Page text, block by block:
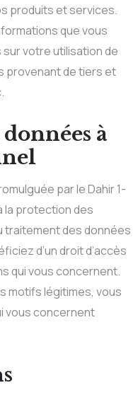
produits et services.
que vous
votre utilisation de
provenant de tiers et
à
par le Dahir 1-
la protection des
traitement des données
d’un droit d’accès
qui vous concernent.
motifs légitimes, vous
vous concernent